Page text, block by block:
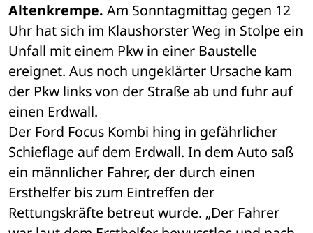
Altenkrempe. Am Sonntagmittag gegen 12
Uhr hat sich im Klaushorster Weg in Stolpe ein
Unfall mit einem Pkw in einer Baustelle
ereignet. Aus noch ungeklärter Ursache kam
der Pkw links von der Straße ab und fuhr auf
einen Erdwall.
Der Ford Focus Kombi hing in gefährlicher
Schieflage auf dem Erdwall. In dem Auto saß
ein männlicher Fahrer, der durch einen
Ersthelfer bis zum Eintreffen der
Rettungskräfte betreut wurde. „Der Fahrer